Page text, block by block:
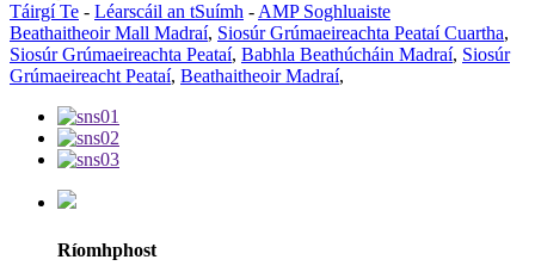
Táirgí Te - Léarscáil an tSuímh - AMP Soghluaiste
Beathaitheoir Mall Madraí, Siosúr Grúmaeireachta Peataí Cuartha,
Siosúr Grúmaeireachta Peataí, Babhla Beathúcháin Madraí, Siosúr
Grúmaeireacht Peataí, Beathaitheoir Madraí,
Ríomhphost